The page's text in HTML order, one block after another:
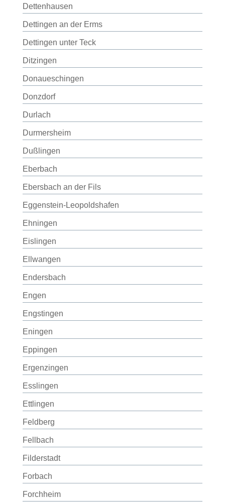
Dettenhausen
Dettingen an der Erms
Dettingen unter Teck
Ditzingen
Donaueschingen
Donzdorf
Durlach
Durmersheim
Dußlingen
Eberbach
Ebersbach an der Fils
Eggenstein-Leopoldshafen
Ehningen
Eislingen
Ellwangen
Endersbach
Engen
Engstingen
Eningen
Eppingen
Ergenzingen
Esslingen
Ettlingen
Feldberg
Fellbach
Filderstadt
Forbach
Forchheim